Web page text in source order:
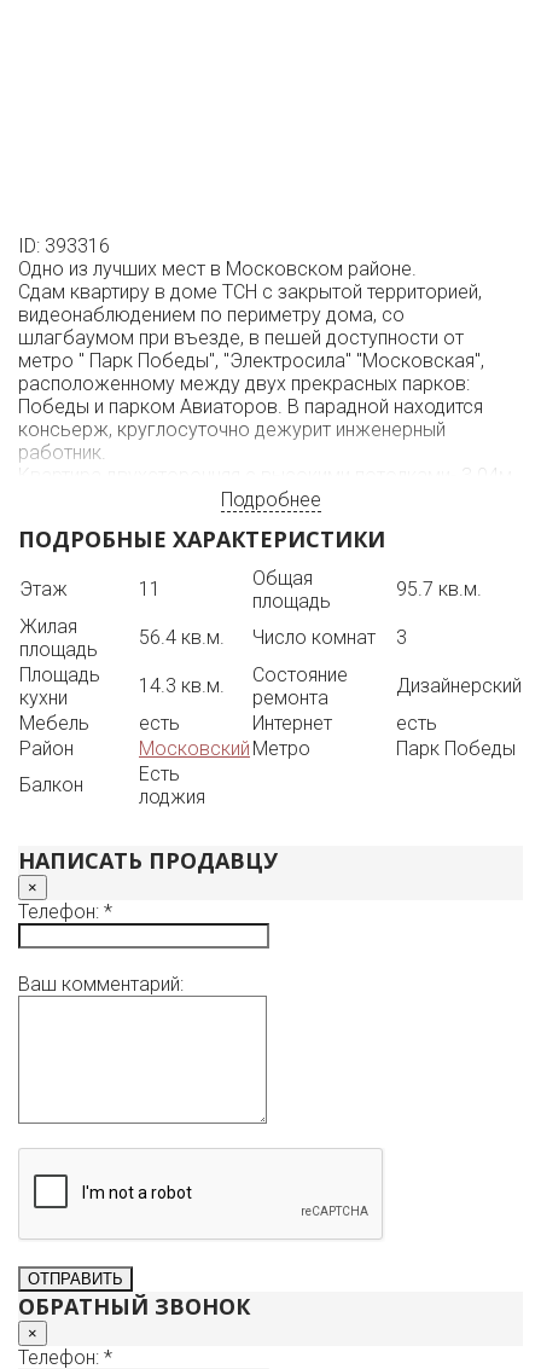
ID: 393316
Одно из лучших мест в Московском районе.
Сдам квартиру в доме ТСН с закрытой территорией,
видеонаблюдением по периметру дома, со
шлагбаумом при въезде, в пешей доступности от
метро " Парк Победы", "Электросила" "Московская",
расположенному между двух прекрасных парков:
Победы и парком Авиаторов. В парадной находится
консьерж, круглосуточно дежурит инженерный
работник.
Квартира двухсторонняя с высокими потолками- 3.04м,
полностью меблирована, все комнаты изолированные,
две лоджии. Мебель может быть переставлена в
другом порядке, повешены шторы.
Дом расположен в районе с развитой
инфраструктурой: рядом с домом масса магазинов,
аптек, кафе и ресторанов, школ и детских садов,
спортивных и развлекательных заведений.
Удобное транспортное сообщениe: до центра города и
до аэропорта 20 мин. на машине. Просмотр возможен
в любой день.
Подробнее
ПОДРОБНЫЕ ХАРАКТЕРИСТИКИ
Этаж 11
Общая
площадь
95.7 кв.м.
Жилая
площадь
56.4 кв.м. Число комнат
3
Площадь
кухни
14.3 кв.м.
Состояние
ремонта
Дизайнерский
Мебель
есть Интернет
есть
Район
Московский Метро
Парк Победы
Балкон
Есть
лоджия
НАПИСАТЬ ПРОДАВЦУ
×
Телефон: *
Ваш комментарий:
ОБРАТНЫЙ ЗВОНОК
×
Телефон: *